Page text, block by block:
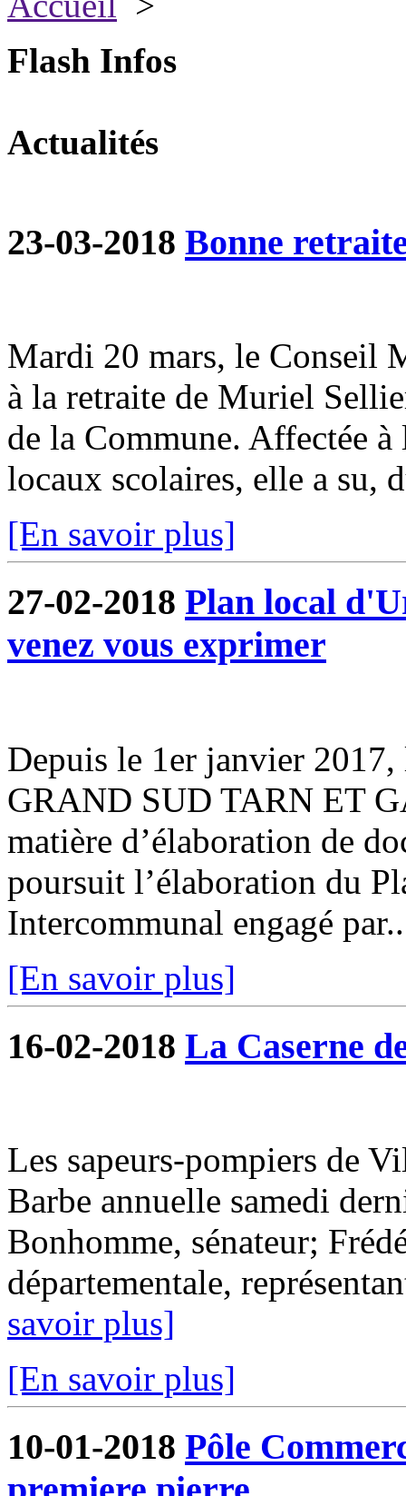
Flash Infos
Actualités
23-03-2018 Bonne
Mardi 20 mars, le Conseil
à la retraite de Muriel
de la Commune. Affectée
locaux scolaires, elle a su,
[En savoir plus]
27-02-2018 Plan local
venez vous exprimer
Depuis le 1er janvier 2017,
GRAND SUD TARN ET
matière d’élaboration de
poursuit l’élaboration du
Intercommunal engagé
[En savoir plus]
16-02-2018 La Caserne
Les sapeurs-pompiers de
Barbe annuelle samedi
Bonhomme, sénateur;
départementale,
savoir plus]
[En savoir plus]
10-01-2018 Pôle